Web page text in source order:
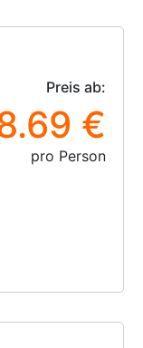
Preis ab:
€
pro Person